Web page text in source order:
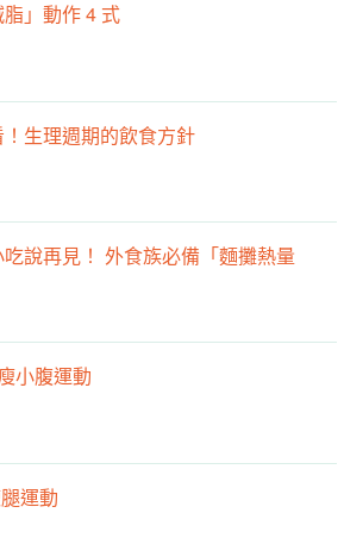
脂」動作 4 式
生理週期的飲食方針
說再見！ 外食族必備「麵攤熱量
小腹運動
運動